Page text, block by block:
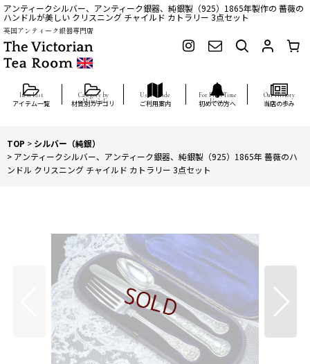
アンティークシルバー、アンティーク銀器、純銀製（925）1865年製作の 薔薇の
ハンドルが美しい クリスニング チャイルド カトラリー 3点セット
英国アンティーク銀器専門店
アイテム一覧 材質別カテゴリ ご利用案内 初めての方へ 当店の歩み
TOP > シルバー（純銀）
> アンティークシルバー、アンティーク銀器、純銀製（925）1865年 薔薇のハ
ンドル クリスニング チャイルド カトラリー 3点セット